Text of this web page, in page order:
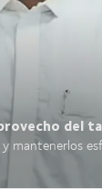
del
mantenerlos